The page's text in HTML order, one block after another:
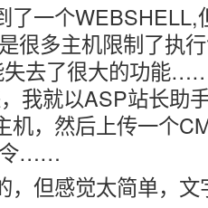
了一个WEBSHELL,
很多主机限制了执
去了很大的功能
我就以ASP站长助
机，然后上传一个
令……
，但感觉太简单，